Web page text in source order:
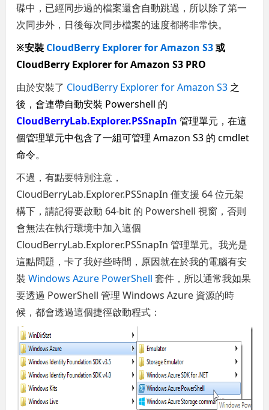
碟中，已經同步過的檔案還會自動跳過，所以除了第一
次同步外，日後每次同步檔案的速度都將非常快。
※安裝 CloudBerry Explorer for Amazon S3或
CloudBerry Explorer for Amazon S3 PRO
由於安裝了 CloudBerry Explorer for Amazon S3 之
後，會連帶自動安裝 Powershell 的
CloudBerryLab.Explorer.PSSnapIn 管理單元，在這
個管理單元中包含了一組可管理 Amazon S3 的 cmdlet
命令。
不過，有點要特別注意，
CloudBerryLab.Explorer.PSSnapIn 僅支援 64 位元架
構下，請記得要啟動 64-bit 的 Powershell 視窗，否則
會無法在執行環境中加入這個
CloudBerryLab.Explorer.PSSnapIn 管理單元。我光是
這點問題，卡了我好些時間，原因就在於我的電腦有安
裝Windows Azure PowerShell 套件，所以通常我如果
要透過 PowerShell 管理 Windows Azure 資源的時
候，都會透過這個捷徑啟動程式：